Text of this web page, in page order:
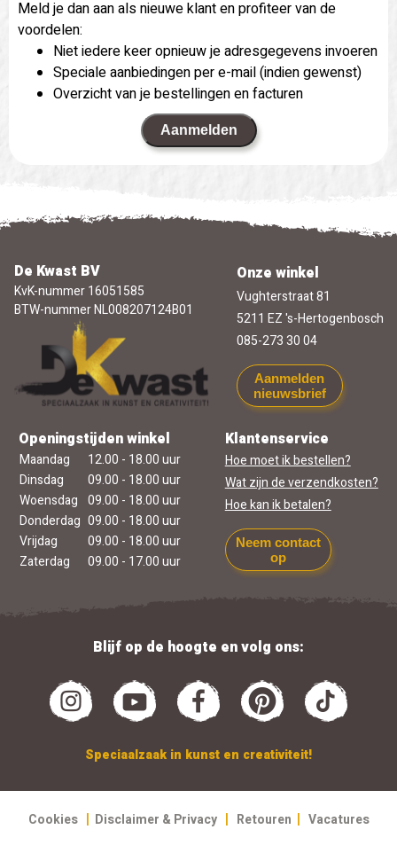
Meld je dan aan als nieuwe klant en profiteer van de
voordelen:
Niet iedere keer opnieuw je adresgegevens invoeren
Speciale aanbiedingen per e-mail (indien gewenst)
Overzicht van je bestellingen en facturen
Aanmelden
De Kwast BV
KvK-nummer 16051585
BTW-nummer NL008207124B01
Onze winkel
Vughterstraat 81
5211 EZ 's-Hertogenbosch
085-273 30 04
Aanmelden
nieuwsbrief
Openingstijden winkel
Maandag
12.00 - 18.00 uur
Dinsdag
09.00 - 18.00 uur
Woensdag 09.00 - 18.00 uur
Donderdag 09.00 - 18.00 uur
Vrijdag
09.00 - 18.00 uur
Zaterdag
09.00 - 17.00 uur
Klantenservice
Hoe moet ik bestellen?
Wat zijn de verzendkosten?
Hoe kan ik betalen?
Neem contact
op
Blijf op de hoogte en volg ons:
Speciaalzaak in kunst en creativiteit!
Cookies | Disclaimer & Privacy | Retouren | Vacatures